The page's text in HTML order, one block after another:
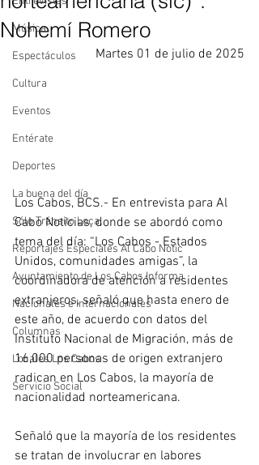
Música
Espectáculos
Cultura
Eventos
Entérate
Deportes
La buena del día
Sólo Tránsito Local
Reportajes Especiales Al Cabo Notic
Ayuntamiento de Los Cabos Informa
Nacionales e Internacionales
Columnas
Locales Los Cabos
Servicio Social
Nohemí Romero
Martes 01 de julio de 2025
Los Cabos, BCS.- En entrevista para Al
Cabo Noticias, donde se abordó como
tema del día: “Los Cabos - Estados
Unidos, comunidades amigas”, la
coordinadora de atención a residentes
extranjeros, señaló que hasta enero de
este año, de acuerdo con datos del
Instituto Nacional de Migración, más de
16,000 personas de origen extranjero
radican en Los Cabos, la mayoría de
nacionalidad norteamericana.
Señaló que la mayoría de los residentes
se tratan de involucrar en labores